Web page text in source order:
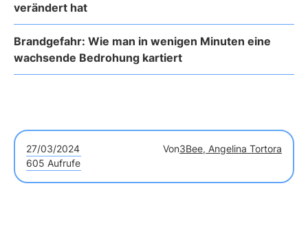
verändert hat
Brandgefahr: Wie man in wenigen Minuten eine
wachsende Bedrohung kartiert
27/03/2024 Von3Bee, Angelina Tortora
605 Aufrufe